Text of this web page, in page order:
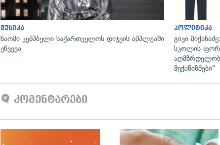
მუსიკა
ნაომი კემპბელი საქართველოს დიჯეის ამპლუაში
ეწვევა
პოლიტიკა
გივი
სკოლის
მექანიზმები"
კომენტარები